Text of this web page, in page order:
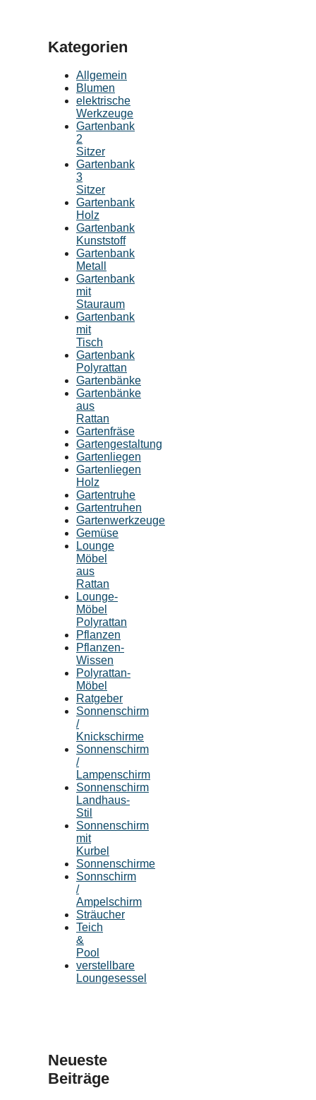
Kategorien
Allgemein
Blumen
elektrische
Werkzeuge
Gartenbank
2
Sitzer
Gartenbank
3
Sitzer
Gartenbank
Holz
Gartenbank
Kunststoff
Gartenbank
Metall
Gartenbank
mit
Stauraum
Gartenbank
mit
Tisch
Gartenbank
Polyrattan
Gartenbänke
Gartenbänke
aus
Rattan
Gartenfräse
Gartengestaltung
Gartenliegen
Gartenliegen
Holz
Gartentruhe
Gartentruhen
Gartenwerkzeuge
Gemüse
Lounge
Möbel
aus
Rattan
Lounge-
Möbel
Polyrattan
Pflanzen
Pflanzen-
Wissen
Polyrattan-
Möbel
Ratgeber
Sonnenschirm
/
Knickschirme
Sonnenschirm
/
Lampenschirm
Sonnenschirm
Landhaus-
Stil
Sonnenschirm
mit
Kurbel
Sonnenschirme
Sonnschirm
/
Ampelschirm
Sträucher
Teich
&
Pool
verstellbare
Loungesessel
Neueste
Beiträge